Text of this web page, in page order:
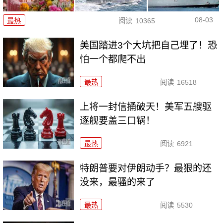
最热 阅读 10365 08-03
美国踏进3个大坑把自己埋了！恐
怕一个都爬不出
最热 阅读 16518
上将一封信捅破天！美军五艘驱
逐舰要盖三口锅！
最热 阅读 6921
特朗普要对伊朗动手？最狠的还
没来，最骚的来了
最热 阅读 5530